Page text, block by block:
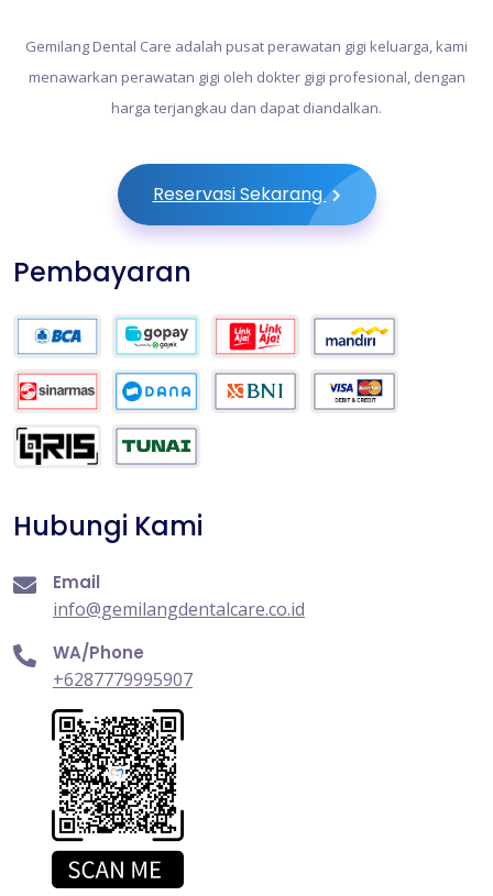
Gemilang Dental Care adalah pusat perawatan gigi keluarga, kami
menawarkan perawatan gigi oleh dokter gigi profesional, dengan
harga terjangkau dan dapat diandalkan.
Reservasi Sekarang
Pembayaran
Hubungi Kami
Email
info@gemilangdentalcare.co.id
WA/Phone
+6287779995907